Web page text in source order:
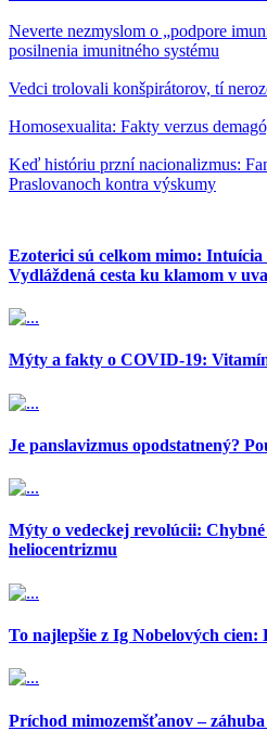
Neverte nezmyslom o „podpore
posilnenia imunitného systému
Vedci trolovali konšpirátorov, tí
Homosexualita: Fakty verzus
Keď históriu przní nacionalizmus:
Praslovanoch kontra výskumy
Ezoterici sú celkom mimo: Intuícia
Vydláždená cesta ku klamom v
Mýty a fakty o COVID-19:
Je panslavizmus opodstatnený?
Mýty o vedeckej revolúcii:
heliocentrizmu
To najlepšie z Ig Nobelových
Príchod mimozemšťanov –